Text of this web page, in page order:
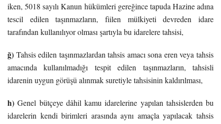
iken, 5018 sayılı Kanun hükümleri gereğince tapuda Hazine adına
tescil edilen taşınmazların, fiilen mülkiyeti devreden idare
tarafından kullanılıyor olması şartıyla bu idarelere tahsisi,
ğ) Tahsis edilen taşınmazlardan tahsis amacı sona eren veya tahsis
amacında kullanılmadığı tespit edilen taşınmazların, tahsisli
idarenin uygun görüşü alınmak suretiyle tahsisinin kaldırılması,
h) Genel bütçeye dâhil kamu idarelerine yapılan tahsislerden bu
idarelerin kendi birimleri arasında aynı amaçla yapılacak tahsis